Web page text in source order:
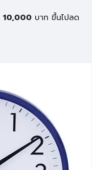
10,000 บาท ขึ้นไปลด